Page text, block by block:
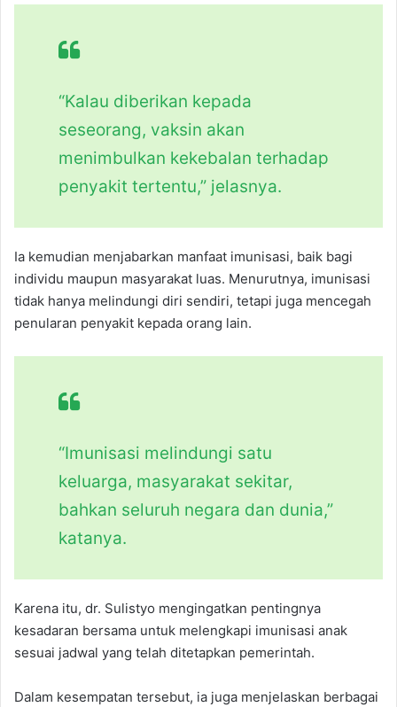
“Kalau diberikan kepada
seseorang, vaksin akan
menimbulkan kekebalan terhadap
penyakit tertentu,” jelasnya.
Ia kemudian menjabarkan manfaat imunisasi, baik bagi
individu maupun masyarakat luas. Menurutnya, imunisasi
tidak hanya melindungi diri sendiri, tetapi juga mencegah
penularan penyakit kepada orang lain.
“Imunisasi melindungi satu
keluarga, masyarakat sekitar,
bahkan seluruh negara dan dunia,”
katanya.
Karena itu, dr. Sulistyo mengingatkan pentingnya
kesadaran bersama untuk melengkapi imunisasi anak
sesuai jadwal yang telah ditetapkan pemerintah.
Dalam kesempatan tersebut, ia juga menjelaskan berbagai